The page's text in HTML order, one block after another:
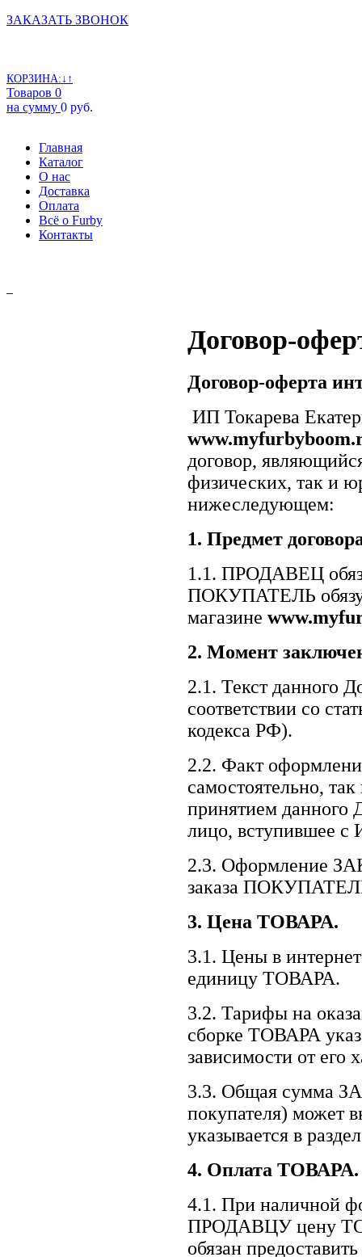
ЗАКАЗАТЬ ЗВОНОК
КОРЗИНА:↓↑
Товаров 0
на сумму 0 руб.
Главная
Каталог
О нас
Доставка
Оплата
Всё о Furby
Контакты
Договор-
Договор-оферта
ИП Токарева
www.myfurbyboom.
договор,
физических, так и
нижеследующем:
1. Предмет
1.1. ПРОДАВЕЦ
ПОКУПАТЕЛЬ
магазине www.
2. Момент
2.1. Текст данного
соответствии со
кодекса РФ).
2.2. Факт
самостоятельно,
принятием данного
лицо, вступившее с
2.3. Оформление
заказа
3. Цена ТОВАРА.
3.1. Цены в
единицу ТОВАРА.
3.2. Тарифы на
сборке ТОВАРА
зависимости от его
3.3. Общая сумма
покупателя) может
указывается в
4. Оплата ТОВАРА.
4.1. При наличной
ПРОДАВЦУ цену
обязан